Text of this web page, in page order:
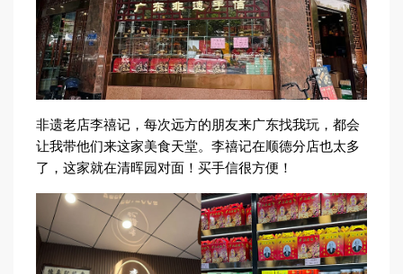
非遗老店李禧记，每次远方的朋友来广东找我玩，都会
让我带他们来这家美食天堂。李禧记在顺德分店也太多
了，这家就在清晖园对面！买手信很方便！